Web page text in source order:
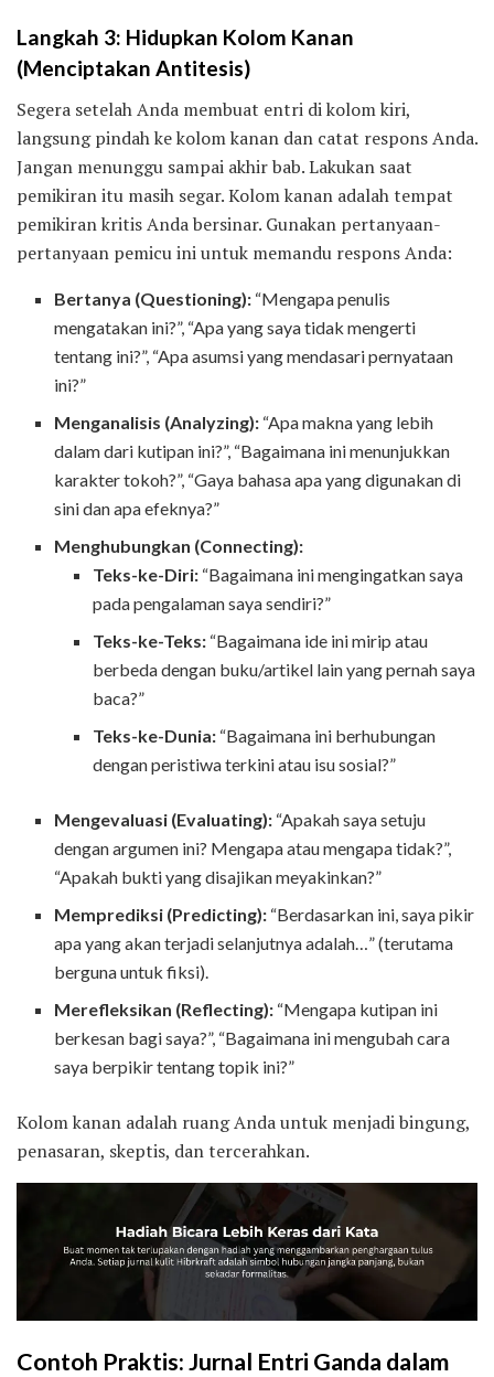
Langkah 3: Hidupkan Kolom Kanan
(Menciptakan Antitesis)
Segera setelah Anda membuat entri di kolom kiri,
langsung pindah ke kolom kanan dan catat respons Anda.
Jangan menunggu sampai akhir bab. Lakukan saat
pemikiran itu masih segar. Kolom kanan adalah tempat
pemikiran kritis Anda bersinar. Gunakan pertanyaan-
pertanyaan pemicu ini untuk memandu respons Anda:
Bertanya (Questioning): “Mengapa penulis
mengatakan ini?”, “Apa yang saya tidak mengerti
tentang ini?”, “Apa asumsi yang mendasari pernyataan
ini?”
Menganalisis (Analyzing): “Apa makna yang lebih
dalam dari kutipan ini?”, “Bagaimana ini menunjukkan
karakter tokoh?”, “Gaya bahasa apa yang digunakan di
sini dan apa efeknya?”
Menghubungkan (Connecting):
Teks-ke-Diri:“Bagaimana ini mengingatkan saya
pada pengalaman saya sendiri?”
Teks-ke-Teks:“Bagaimana ide ini mirip atau
berbeda dengan buku/artikel lain yang pernah saya
baca?”
Teks-ke-Dunia:“Bagaimana ini berhubungan
dengan peristiwa terkini atau isu sosial?”
Mengevaluasi (Evaluating): “Apakah saya setuju
dengan argumen ini? Mengapa atau mengapa tidak?”,
“Apakah bukti yang disajikan meyakinkan?”
Memprediksi (Predicting): “Berdasarkan ini, saya pikir
apa yang akan terjadi selanjutnya adalah…” (terutama
berguna untuk fiksi).
Merefleksikan (Reflecting): “Mengapa kutipan ini
berkesan bagi saya?”, “Bagaimana ini mengubah cara
saya berpikir tentang topik ini?”
Kolom kanan adalah ruang Anda untuk menjadi bingung,
penasaran, skeptis, dan tercerahkan.
Contoh Praktis: Jurnal Entri Ganda dalam